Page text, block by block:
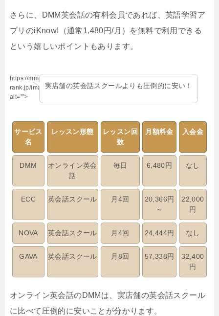
さらに、DMM英会話の有料会員であれば、英語学習ア
プリのiKnow!（通常1,480円/月）を無料で利用できる
という嬉しいポイントもあります。
https://mmo-
rank.jp/images/point.jpg”
alt=””>
実店舗の英会話スクールよりも圧倒的に安い！
サービス
名
レッスン形態
レッスン回
数
月額料金 入会金
DMM
オンライン英会
話
毎日 6,480円 なし
ECC 英会話スクール 月4回
20,366円
～
22,000
円
NOVA 英会話スクール 月4回 24,444円 なし
GAVA 英会話スクール 月8回 57,338円
32,400
円
オンライン英会話のDMMは、実店舗の英会話スクール
に比べて圧倒的に安いことが分かります。